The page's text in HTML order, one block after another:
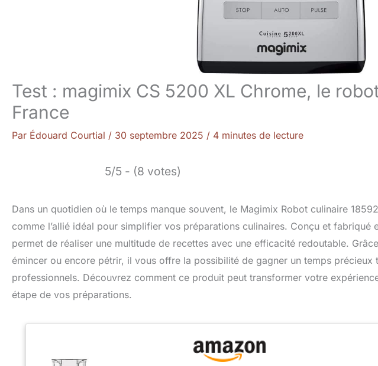
Test : magimix CS 5200 XL Chrome, le
France
Par Édouard Courtial / 30 septembre 2025 / 4 minutes de lecture
5/5 - (8 votes)
Dans un quotidien où le temps manque souvent, le Magimix Robot culinaire
comme l’allié idéal pour simplifier vos préparations culinaires. Conçu et fabriqué
permet de réaliser une multitude de recettes avec une efficacité redoutable.
émincer ou encore pétrir, il vous offre la possibilité de gagner un temps précieux
professionnels. Découvrez comment ce produit peut transformer votre
étape de vos préparations.